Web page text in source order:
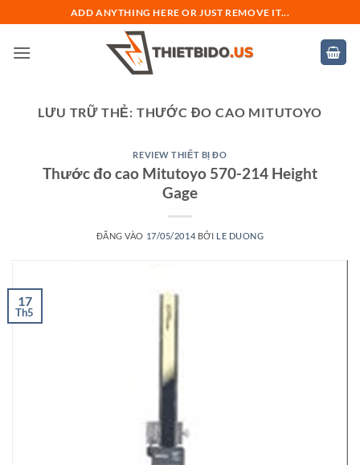
qua
nội
ADD ANYTHING HERE OR JUST REMOVE IT...
LƯU TRỮ THẺ: THƯỚC ĐO CAO MITUTOYO
REVIEW THIẾT BỊ ĐO
Thước đo cao Mitutoyo 570-214 Height
Gage
ĐĂNG VÀO 17/05/2014 BỞI LE DUONG
17
Th5